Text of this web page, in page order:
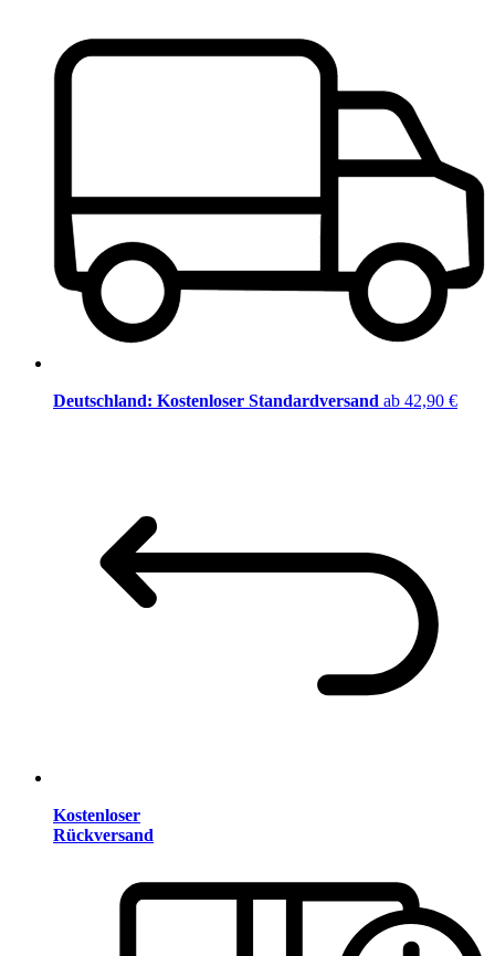
Deutschland: Kostenloser Standardversand ab 42,90 €
Kostenloser
Rückversand